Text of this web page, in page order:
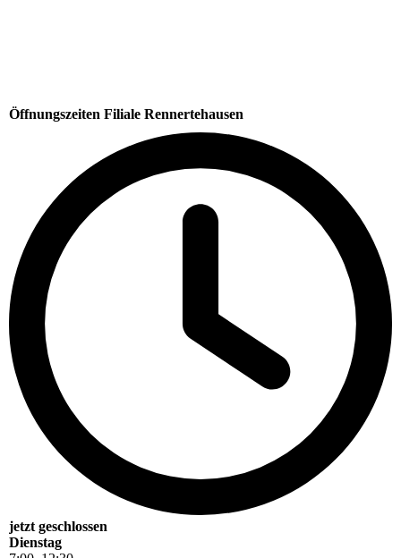
Öffnungszeiten Filiale Rennertehausen
jetzt geschlossen
Dienstag